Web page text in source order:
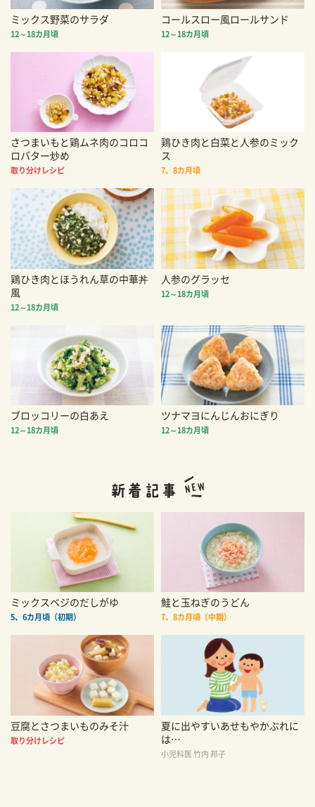
ミックス野菜のサラダ
12～18カ月頃
コールスロー風ロールサンド
12～18カ月頃
さつまいもと鶏ムネ肉のコロコ
ロバター炒め
取り分けレシピ
鶏ひき肉と白菜と人参のミック
ス
7、8カ月頃
鶏ひき肉とほうれん草の中華丼
風
12～18カ月頃
人参のグラッセ
12～18カ月頃
ブロッコリーの白あえ
12～18カ月頃
ツナマヨにんじんおにぎり
12～18カ月頃
ミックスベジのだしがゆ
5、6カ月頃（初期）
鮭と玉ねぎのうどん
7、8カ月頃（中期）
豆腐とさつまいものみそ汁
取り分けレシピ
夏に出やすいあせもやかぶれに
は…
小児科医 竹内 邦子